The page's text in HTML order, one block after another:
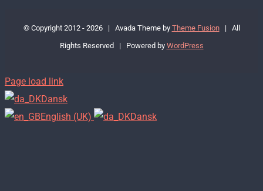
© Copyright 2012 - 2026 | Avada Theme by Theme Fusion| All
Rights Reserved | Powered by WordPress
Page load link
Dansk
English (UK)
Dansk